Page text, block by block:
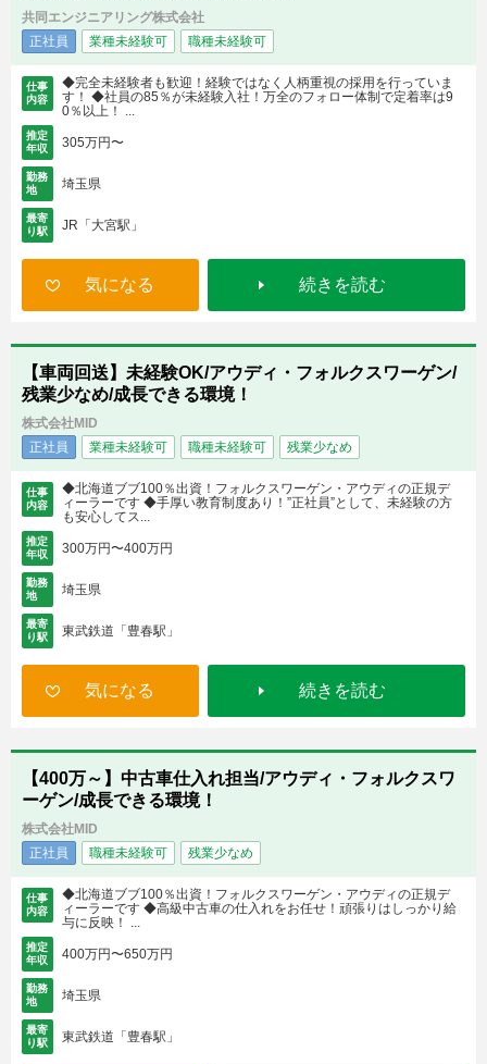
共同エンジニアリング株式会社
正社員
業種未経験可 職種未経験可
仕事
内容
◆完全未経験者も歓迎！経験ではなく人柄重視の採用を行っていま
す！ ◆社員の85％が未経験入社！万全のフォロー体制で定着率は9
0％以上！ ...
推定
年収
305万円〜
勤務
地
埼玉県
最寄
り駅
JR「大宮駅」
気になる 続きを読む
【車両回送】未経験OK/アウディ・フォルクスワーゲン/
残業少なめ/成長できる環境！
株式会社MID
正社員
業種未経験可 職種未経験可 残業少なめ
仕事
内容
◆北海道ブブ100％出資！フォルクスワーゲン・アウディの正規デ
ィーラーです ◆手厚い教育制度あり！”正社員”として、未経験の方
も安心してス...
推定
年収
300万円〜400万円
勤務
地
埼玉県
最寄
り駅
東武鉄道「豊春駅」
気になる 続きを読む
【400万～】中古車仕入れ担当/アウディ・フォルクスワ
ーゲン/成長できる環境！
株式会社MID
正社員
職種未経験可 残業少なめ
仕事
内容
◆北海道ブブ100％出資！フォルクスワーゲン・アウディの正規デ
ィーラーです ◆高級中古車の仕入れをお任せ！頑張りはしっかり給
与に反映！ ...
推定
年収
400万円〜650万円
勤務
地
埼玉県
最寄
り駅
東武鉄道「豊春駅」